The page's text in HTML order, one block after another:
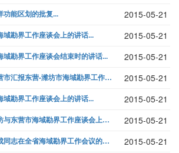
功能区划的批复... 2015-05-21
域勘界工作座谈会上的讲话... 2015-05-21
域勘界工作座谈会结束时的讲话... 2015-05-21
陈延明副省长在东营市汇报东营-潍坊市海域勘界工作有关问题时的重要指示... 2015-05-21
域勘界工作座谈会上的讲话... 2015-05-21
谢玉堂副省长在潍坊与东营市海域勘界工作座谈会上的讲话... 2015-05-21
王诗成同志在王诗成同志在全省海域勘界工作会议的讲话的讲话... 2015-05-21